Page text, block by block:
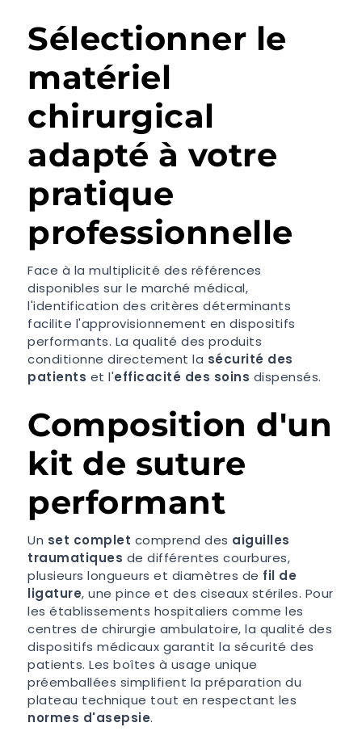
Sélectionner le
matériel
chirurgical
adapté à votre
pratique
professionnelle
Face à la multiplicité des références
disponibles sur le marché médical,
l'identification des critères déterminants
facilite l'approvisionnement en dispositifs
performants. La qualité des produits
conditionne directement la sécurité des
patients et l'efficacité des soins dispensés.
Composition d'un
kit de suture
performant
Un set complet comprend des aiguilles
traumatiques de différentes courbures,
plusieurs longueurs et diamètres de fil de
ligature, une pince et des ciseaux stériles. Pour
les établissements hospitaliers comme les
centres de chirurgie ambulatoire, la qualité des
dispositifs médicaux garantit la sécurité des
patients. Les boîtes à usage unique
préemballées simplifient la préparation du
plateau technique tout en respectant les
normes d'asepsie.